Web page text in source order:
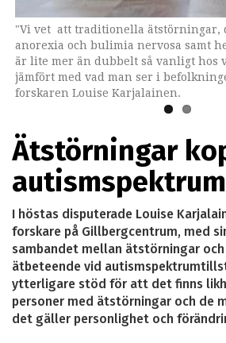
"Vi vet att traditionella ätstörningar,
anorexia och bulimia nervosa samt
är lite mer än dubbelt så vanligt hos
jämfört med vad man ser i
forskaren Louise Karjalainen.
Louise Karjalainen forskar om
ätstörningar och
Ätstörningar
I höstas disputerade Louise
forskare på Gillbergcentrum, med
sambandet mellan ätstörningar
ätbeteende vid
ytterligare stöd för att det finns
personer med ätstörningar och de
det gäller personlighet och